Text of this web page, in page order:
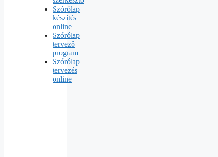
Szórólap
készítés
online
Szórólap
tervező
program
Szórólap
tervezés
online